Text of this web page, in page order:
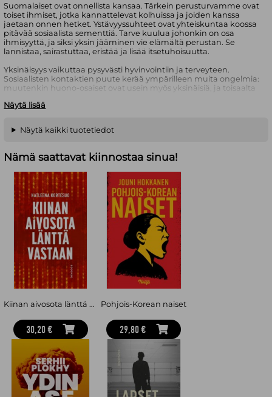
Suomalaiset ovat onnellista kansaa. Tärkein perusturvamme ovat
toiset ihmiset, jotka kannattelevat kolhuissa ja joiden kanssa
jaetaan onnen hetket. Ystävyyssuhteet ovat yhteiskuntaa koossa
pitävää sosiaalista sementtiä. Tarve kuulua johonkin on osa
ihmisyyttä, ja siksi yksin jääminen vie elämältä perustan. Se
lannistaa, sairastuttaa, eristää ja lisää itsetuhoisuutta.
Yksinäisyys vaikuttaa pysyvästi hyvinvointiin ja terveyteen.
Sosiaalisten kontaktien puute kerää ympärilleen muita ongelmia:
muutenkin huono-osaiset ovat usein myös yksinäisiä, ja toisaalta
kärsimyksen lisäksi myös merkittävä yhteiskunnallinen kysymys.
Tarkastelun kohteena ovat yksinäisyyden yleisyys ja sen
mieleen. Kuinka se ilmenee suomalaisessa kirjallisuudessa,
iskelmissä ja valokuvataiteessa? Mitä on yksin jääminen
parisuhteessa ja lapsuudessa? Kuinka ihmisten yksinäisyyttä voisi
vähentää?
Näytä lisää
Näytä kaikki tuotetiedot
Nämä saattavat kiinnostaa sinua!
Kiinan aivosota länttä vastaan
30,20 €
Pohjois-Korean naiset
29,80 €